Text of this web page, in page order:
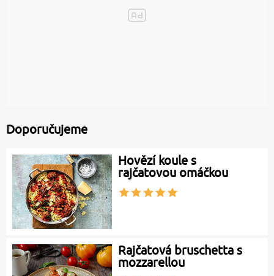
Doporučujeme
Hovězí koule s
rajčatovou omáčkou
Rajčatová bruschetta s
mozzarellou